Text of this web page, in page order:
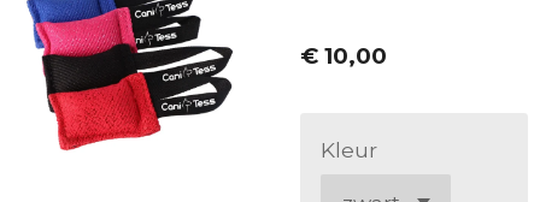
€ 10,00
Kleur